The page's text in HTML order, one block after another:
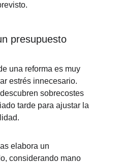
presupuesto
una reforma es muy
estrés innecesario.
sobrecostes
tarde para ajustar la
elabora un
considerando mano